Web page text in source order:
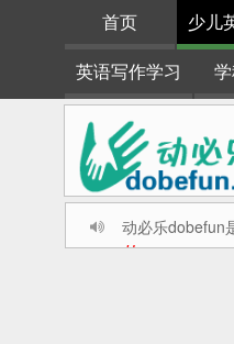
首页 少儿
英语写作学习
动必乐dobefun
#